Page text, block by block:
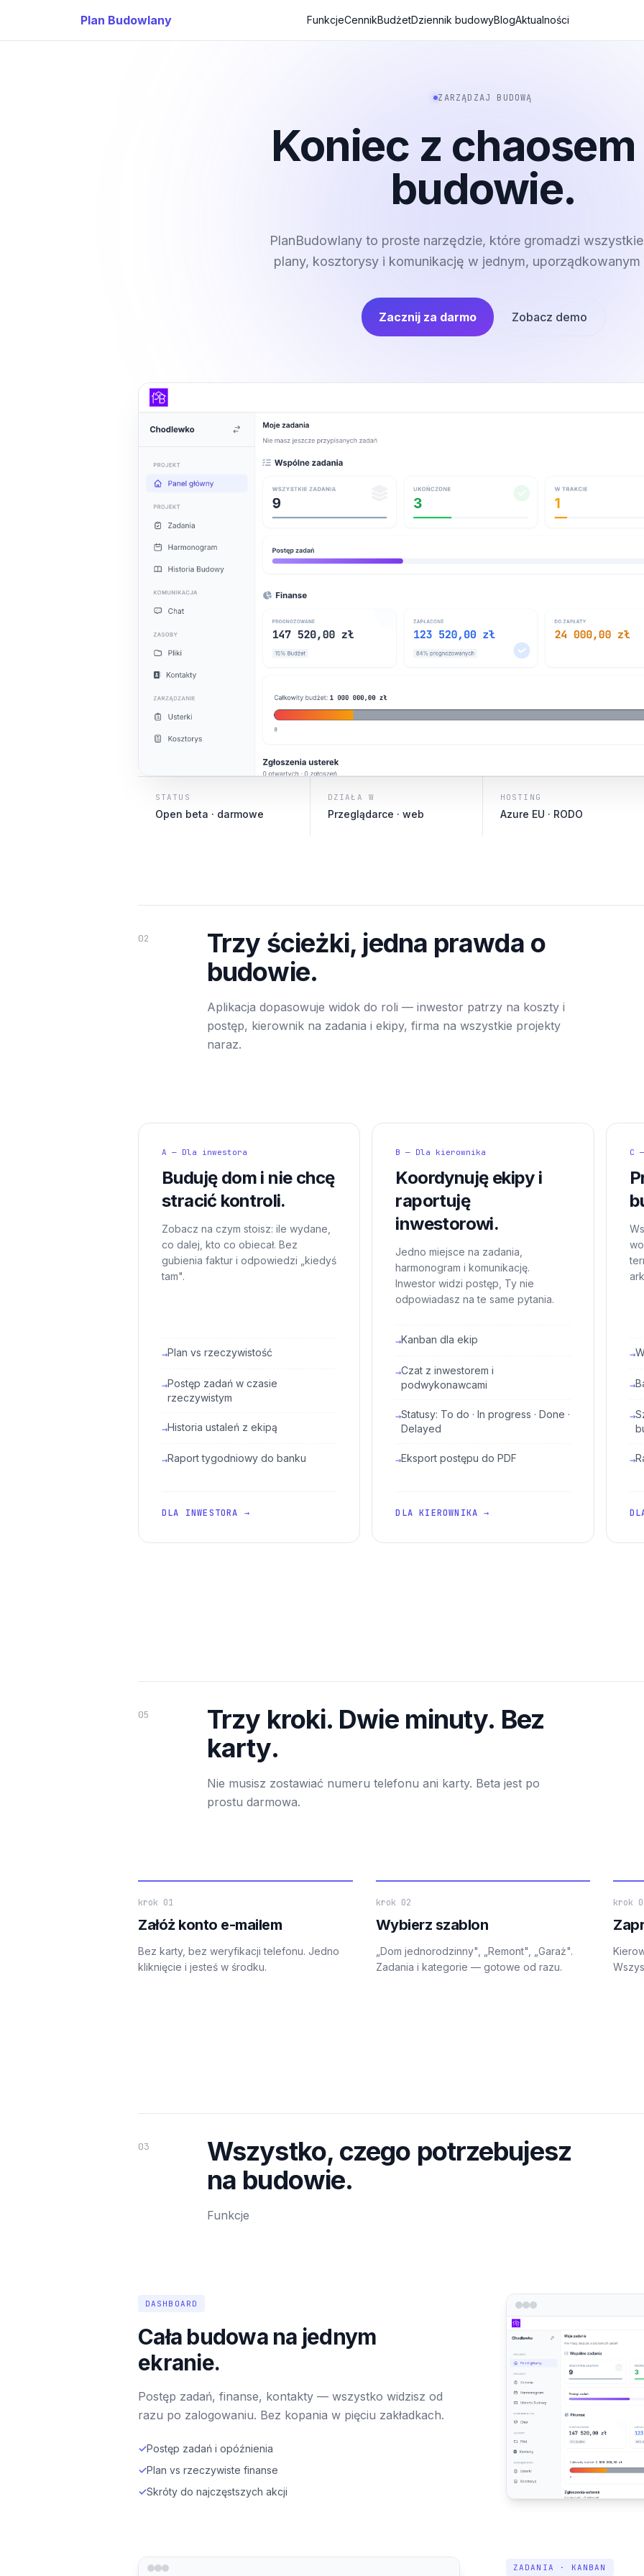
Plan Budowlany FunkcjeCennikBudżetDziennik budowyBlogAktualności
ZARZĄDZAJ BUDOWĄ
Koniec z chaosem
budowie.
PlanBudowlany to proste narzędzie, które gromadzi
plany, kosztorysy i komunikację w jednym, uporządkowanym
Zacznij za darmo Zobacz demo
STATUS
Open beta · darmowe
DZIAŁA W
Przeglądarce · web
HOSTING
Azure EU · RODO
02
Trzy ścieżki, jedna prawda o
budowie.
Aplikacja dopasowuje widok do roli — inwestor patrzy na koszty i
postęp, kierownik na zadania i ekipy, firma na wszystkie projekty
naraz.
A — Dla inwestora
Buduję dom i nie chcę
stracić kontroli.
Zobacz na czym stoisz: ile wydane,
co dalej, kto co obiecał. Bez
gubienia faktur i odpowiedzi „kiedyś
tam".
→Plan vs rzeczywistość
→Postęp zadań w czasie
rzeczywistym
→Historia ustaleń z ekipą
→Raport tygodniowy do banku
DLA INWESTORA →
B — Dla kierownika
Koordynuję ekipy i
raportuję
inwestorowi.
Jedno miejsce na zadania,
harmonogram i komunikację.
Inwestor widzi postęp, Ty nie
odpowiadasz na te same pytania.
→Kanban dla ekip
→Czat z inwestorem i
podwykonawcami
→Statusy: To do · In progress · Done ·
Delayed
→Eksport postępu do PDF
DLA KIEROWNIKA →
C
→
→
→
→
05
Trzy kroki. Dwie minuty. Bez
karty.
Nie musisz zostawiać numeru telefonu ani karty. Beta jest po
prostu darmowa.
krok 01
Załóż konto e-mailem
Bez karty, bez weryfikacji telefonu. Jedno
kliknięcie i jesteś w środku.
krok 02
Wybierz szablon
„Dom jednorodzinny", „Remont", „Garaż".
Zadania i kategorie — gotowe od razu.
krok
03
Wszystko, czego potrzebujesz
na budowie.
Funkcje
DASHBOARD
Cała budowa na jednym
ekranie.
Postęp zadań, finanse, kontakty — wszystko widzisz od
razu po zalogowaniu. Bez kopania w pięciu zakładkach.
✓Postęp zadań i opóźnienia
✓Plan vs rzeczywiste finanse
✓Skróty do najczęstszych akcji
ZADANIA · KANBAN